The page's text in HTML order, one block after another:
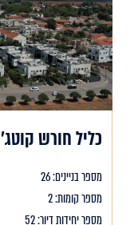
כליל חורש קוטג'
מספר בניינים: 26
מספר קומות: 2
מספר יחידות דיור: 52